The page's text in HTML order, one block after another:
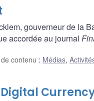
gouverneur de la
accordée au journal
contenu : Médias,